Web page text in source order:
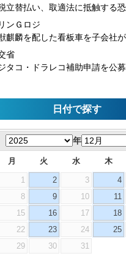
立替払い、取適法に抵触する
ンＧロジ
麒麟を配した看板車を子会社
省
タコ・ドラレコ補助申請を公募
日付で探す
年
月 火 水 木
1 2 3 4
8 9 10 11
15 16 17 18
22 23 24 25
29 30 31